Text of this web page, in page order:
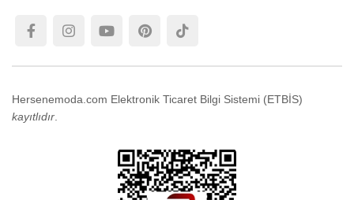
Hersenemoda.com Elektronik Ticaret Bilgi Sistemi (ETBİS)
kayıtlıdır.